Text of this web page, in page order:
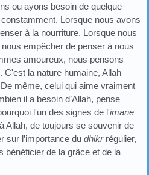
ou ayons besoin de quelque
Lorsque nous avons
à la nourriture. Lorsque nous
empêcher de penser à nous
amoureux, nous pensons
C'est la nature humaine, Allah
même, celui qui aime vraiment
il a besoin d’Allah, pense
l'un des signes de l'imane
Allah, de toujours se souvenir de
sur l’importance du dhikrrégulier,
bénéficier de la grâce et de la